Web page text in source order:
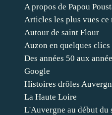
A propos de Papou
Articles les plus vues ce
Autour de saint Flour
Auzon en quelques clics
Des années 50 aux
Google
Histoires drôles
La Haute Loire
L'Auvergne au début du